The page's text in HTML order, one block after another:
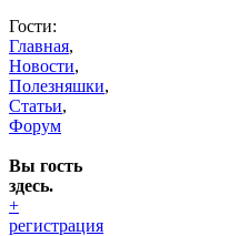
Гости:
Главная,
Новости,
Полезняшки,
Статьи,
Форум
Вы гость
здесь.
+
регистрация